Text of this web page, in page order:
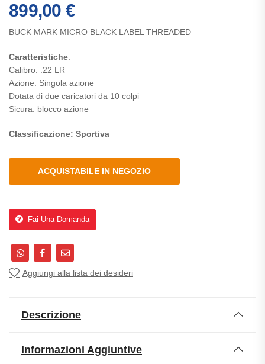
899,00 €
BUCK MARK MICRO BLACK LABEL THREADED
Caratteristiche:
Calibro: .22 LR
Azione: Singola azione
Dotata di due caricatori da 10 colpi
Sicura: blocco azione
Classificazione: Sportiva
ACQUISTABILE IN NEGOZIO
Fai Una Domanda
Aggiungi alla lista dei desideri
Descrizione
Informazioni Aggiuntive